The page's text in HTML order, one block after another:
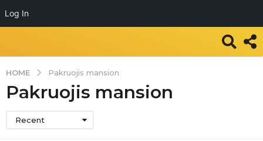
Log In
HOME Pakruojis mansion
Pakruojis mansion
Recent